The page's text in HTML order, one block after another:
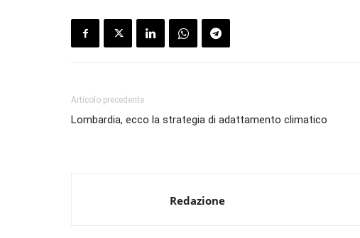
Articolo precedente
Lombardia, ecco la strategia di adattamento climatico
Redazione